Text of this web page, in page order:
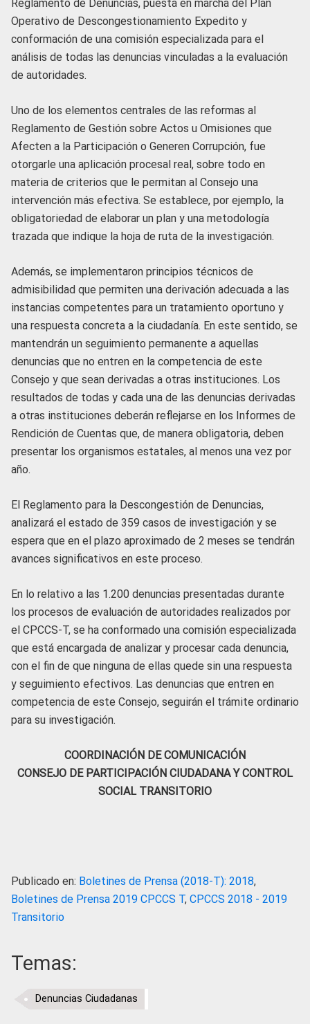
Reglamento de Denuncias, puesta en marcha del Plan
Operativo de Descongestionamiento Expedito y
conformación de una comisión especializada para el
análisis de todas las denuncias vinculadas a la evaluación
de autoridades.
Uno de los elementos centrales de las reformas al
Reglamento de Gestión sobre Actos u Omisiones que
Afecten a la Participación o Generen Corrupción, fue
otorgarle una aplicación procesal real, sobre todo en
materia de criterios que le permitan al Consejo una
intervención más efectiva. Se establece, por ejemplo, la
obligatoriedad de elaborar un plan y una metodología
trazada que indique la hoja de ruta de la investigación.
Además, se implementaron principios técnicos de
admisibilidad que permiten una derivación adecuada a las
instancias competentes para un tratamiento oportuno y
una respuesta concreta a la ciudadanía. En este sentido, se
mantendrán un seguimiento permanente a aquellas
denuncias que no entren en la competencia de este
Consejo y que sean derivadas a otras instituciones. Los
resultados de todas y cada una de las denuncias derivadas
a otras instituciones deberán reflejarse en los Informes de
Rendición de Cuentas que, de manera obligatoria, deben
presentar los organismos estatales, al menos una vez por
año.
El Reglamento para la Descongestión de Denuncias,
analizará el estado de 359 casos de investigación y se
espera que en el plazo aproximado de 2 meses se tendrán
avances significativos en este proceso.
En lo relativo a las 1.200 denuncias presentadas durante
los procesos de evaluación de autoridades realizados por
el CPCCS-T, se ha conformado una comisión especializada
que está encargada de analizar y procesar cada denuncia,
con el fin de que ninguna de ellas quede sin una respuesta
y seguimiento efectivos. Las denuncias que entren en
competencia de este Consejo, seguirán el trámite ordinario
para su investigación.
COORDINACIÓN DE COMUNICACIÓN
CONSEJO DE PARTICIPACIÓN CIUDADANA Y CONTROL
SOCIAL TRANSITORIO
Publicado en: Boletines de Prensa (2018-T): 2018,
Boletines de Prensa 2019 CPCCS T, CPCCS 2018 - 2019
Transitorio
Temas:
Denuncias Ciudadanas